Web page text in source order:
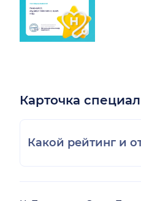
Карточка
Какой рейтинг и